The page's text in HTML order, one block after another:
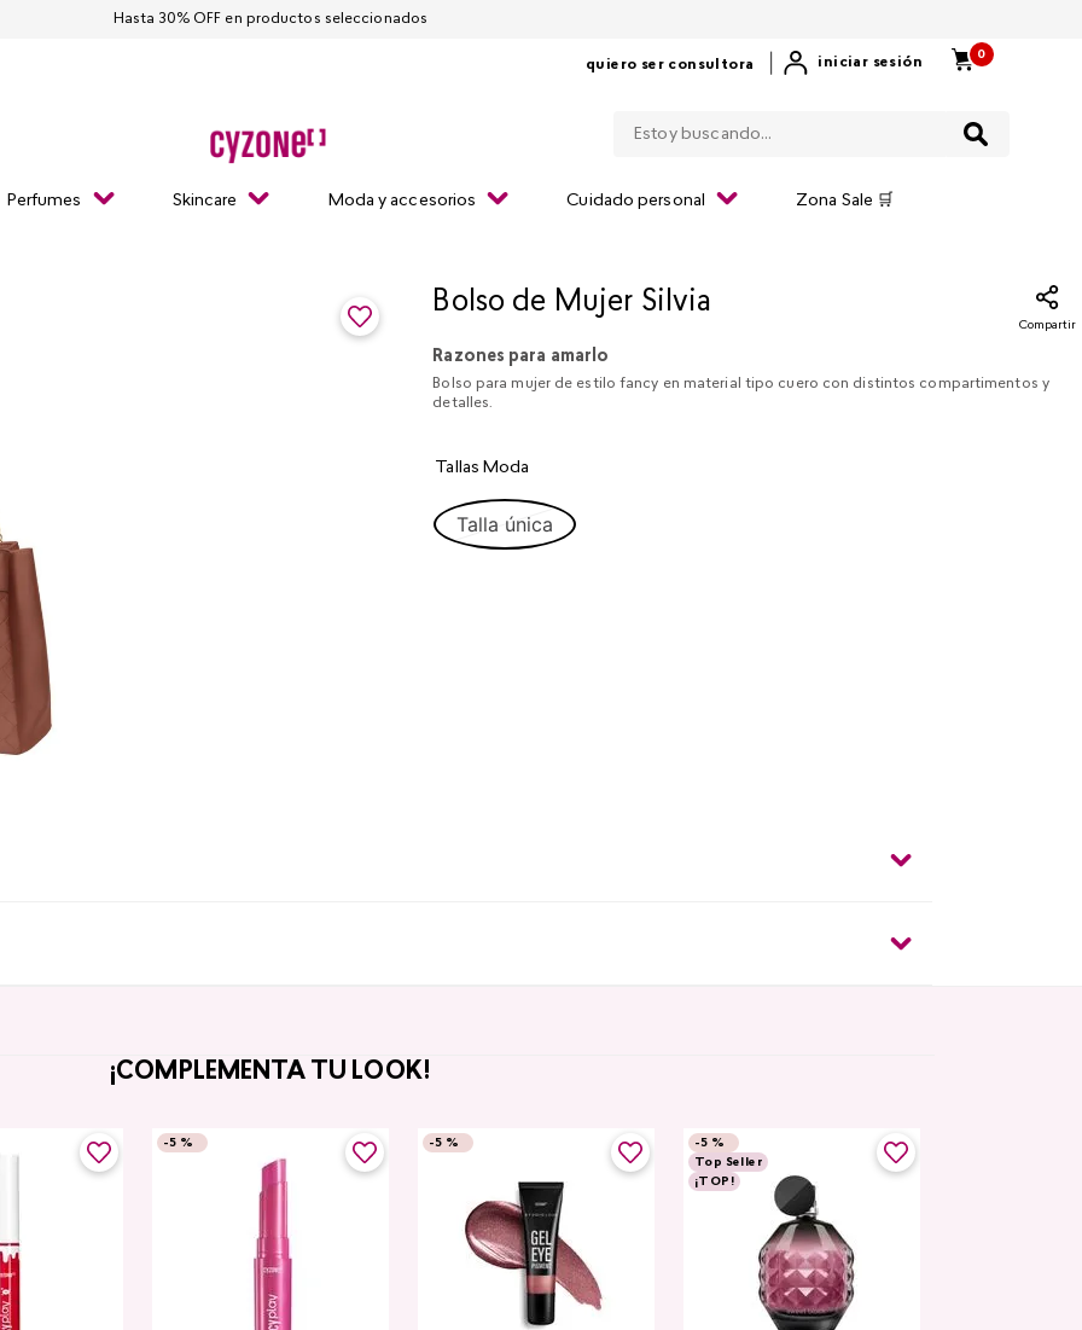
quiero ser consultora iniciar sesión
0
Perfumes Skincare Moda y accesorios Cuidado personal Zona Sale 🛒
Hasta 30% OFF en productos seleccionados
Bolso de Mujer Silvia
Compartir
Razones para amarlo
Bolso para mujer de estilo fancy en material tipo cuero con distintos compartimentos y
detalles.
Tallas Moda
Talla única
¡COMPLEMENTA TU LOOK!
-5 % -5 % -5 %
Top Seller
¡TOP!